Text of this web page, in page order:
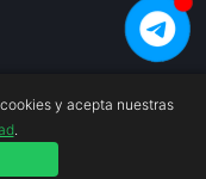
y acepta nuestras
.